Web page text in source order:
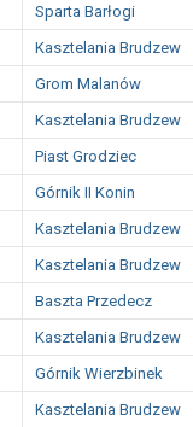
Sparta Barłogi
Kasztelania Brudzew
Grom Malanów
Kasztelania Brudzew
Piast Grodziec
Górnik II Konin
Kasztelania Brudzew
Kasztelania Brudzew
Baszta Przedecz
Kasztelania Brudzew
Górnik Wierzbinek
Kasztelania Brudzew